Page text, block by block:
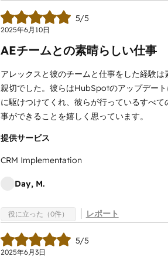
5/5
2025年6月10日
AEチームとの素晴らしい仕事
アレックスと彼のチームと仕事をした経験
親切でした。彼らはHubSpotのアップデー
に駆けつけてくれ、彼らが行っているすべ
事ができることを嬉しく思っています。
提供サービス
CRM Implementation
Day, M.
役に立った（0件） レポート
5/5
2025年6月3日